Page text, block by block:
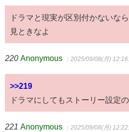
ドラマと現実が区別付かないな
見ときなよ
220 Anonymous ：2025/09/08(月)
>>219
ドラマにしてもストーリー設定
221 Anonymous ：2025/09/08(月)